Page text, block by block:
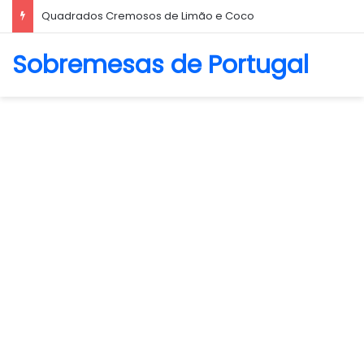
Biscoito Amanteigado
Sobremesas de Portugal